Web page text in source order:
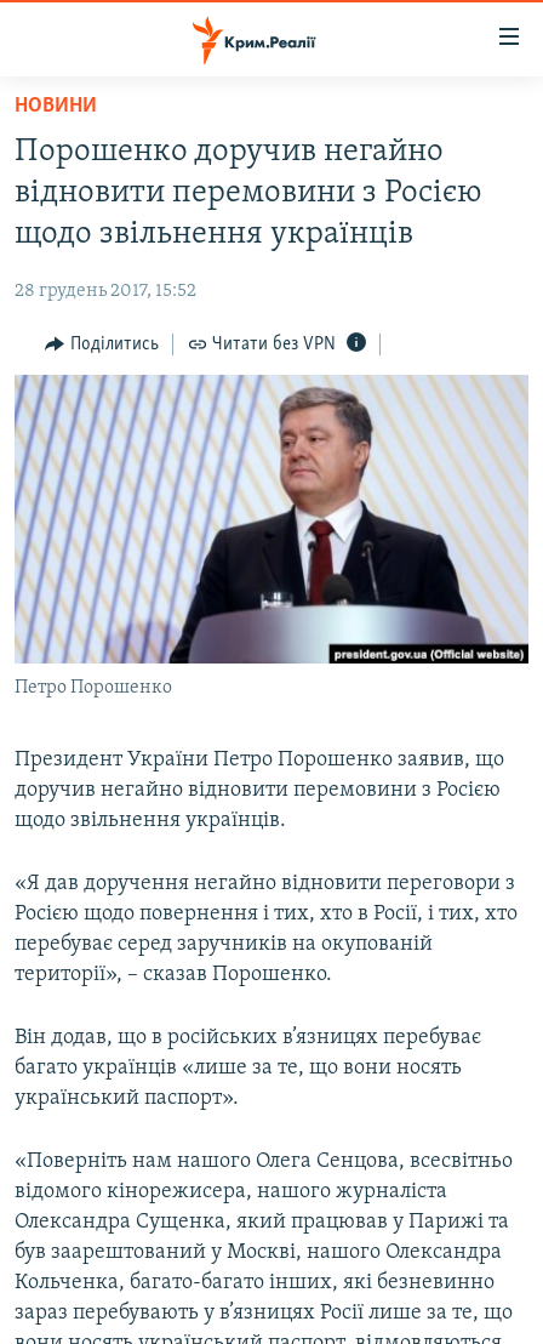
Перейти
основного
матеріалу
до
основної
навігації
Перейти
до
пошуку
ВОДА.КРИМ
ВІДЕО ТА ФОТО
БЛОГИ
ПОГЛЯД
ІНТЕРВ'Ю
ВСЕ ЗА ДЕНЬ
СПЕЦПРОЕКТИ
ДЕПОРТАЦІЯ
ВІДЕОУРОКИ «ELIFBE»
СВІДЧЕННЯ ОКУПАЦІЇ
УКРАЇНСЬКА ПРОБЛЕМА КРИМУ
ІНФОГРАФІКА
ЯК ОБІЙТИ БЛОКУВАННЯ
Русский
Qırımtatar
ДОЛУЧАЙСЯ!
Усі сайти RFE/RL
НОВИНИ
Порошенко доручив негайно
відновити перемовини з Росією
щодо звільнення українців
28 грудень 2017, 15:52
Поділитись Читати без VPN
Петро Порошенко
Президент України Петро Порошенко заявив, що
доручив негайно відновити перемовини з Росією
щодо звільнення українців.
«Я дав доручення негайно відновити переговори з
Росією щодо повернення і тих, хто в Росії, і тих, хто
перебуває серед заручників на окупованій
території», – сказав Порошенко.
Він додав, що в російських в’язницях перебуває
багато українців «лише за те, що вони носять
український паспорт».
«Поверніть нам нашого Олега Сенцова, всесвітньо
відомого кінорежисера, нашого журналіста
Олександра Сущенка, який працював у Парижі та
був заарештований у Москві, нашого Олександра
Кольченка, багато-багато інших, які безневинно
зараз перебувають у в’язницях Росії лише за те, що